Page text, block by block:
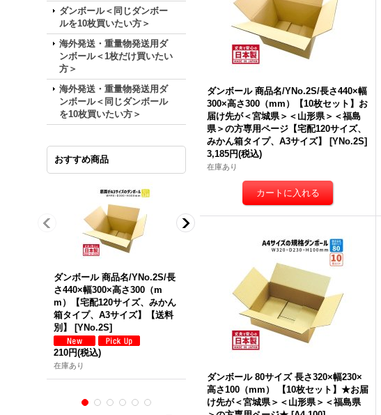
ダンボール＜同じダンボー
ルを10枚買いたい方＞
海外発送・重量物発送用ダ
ンボール＜1枚だけ買いたい
方＞
海外発送・重量物発送用ダ
ンボール＜同じダンボール
を10枚買いたい方＞
おすすめ商品
ダンボール 商品名/YNo.2S/長
さ440×幅300×高さ300（m
m）【宅配120サイズ、みかん
箱タイプ、A3サイズ】【送料
別】
[YNo.2S]
210円(税込)
在庫あり
ダンボール 商品名/Y No.2W/
長さ440mm×幅300×高さ300
（mm）【宅配120サイズ、海
外発送用・重量物発送用、ダ
ブルカートン（K5/W）、厚さ
8mm】【送料別】
Y No.2W]
在庫あり
ダンボー
長さ390×
m）【宅配
送用・重
カートン（
m】【送料
在庫あり
ダンボール 商品名/YNo.2S/長さ440×幅
300×高さ300（mm）【10枚セット】お
届け先が＜宮城県＞＜山形県＞＜福島
県＞の方専用ページ【宅配120サイズ、
みかん箱タイプ、A3サイズ】
[YNo.2S]
3,185円(税込)
在庫あり
ダンボール 80サイズ 長さ320×幅230×
高さ100（mm） 【10枚セット】★お届
け先が＜宮城県＞＜山形県＞＜福島県